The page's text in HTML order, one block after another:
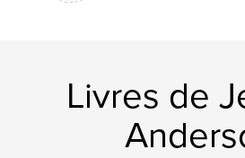
Livres de